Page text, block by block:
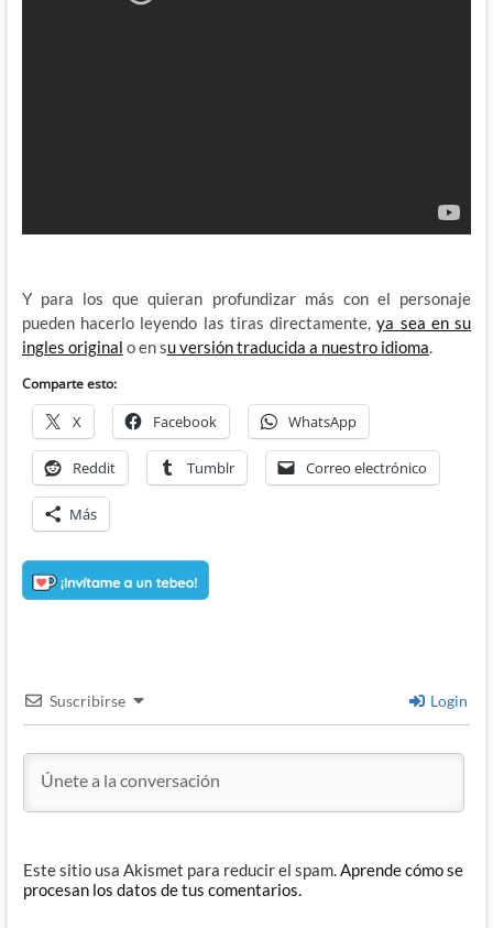
Y para los que quieran profundizar más con el personaje
pueden hacerlo leyendo las tiras directamente,ya sea en su
ingles original o en su versión traducida a nuestro idioma.
Comparte esto:
X Facebook WhatsApp
Reddit Tumblr Correo electrónico
Más
Suscribirse Login
Este sitio usa Akismet para reducir el spam.Aprende cómo se
procesan los datos de tus comentarios.